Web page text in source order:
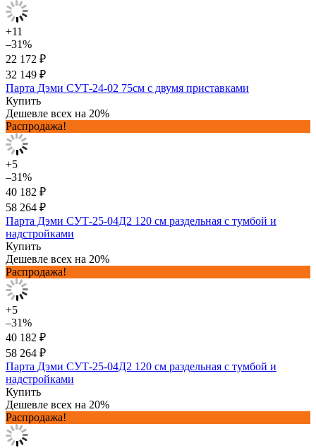
+11
–31%
22 172 ₽
32 149 ₽
Парта Дэми СУТ-24-02 75см с двумя приставками
Купить
Дешевле всех на 20%
Распродажа!
+5
–31%
40 182 ₽
58 264 ₽
Парта Дэми СУТ-25-04Д2 120 см раздельная с тумбой и
надстройками
Купить
Дешевле всех на 20%
Распродажа!
+5
–31%
40 182 ₽
58 264 ₽
Парта Дэми СУТ-25-04Д2 120 см раздельная с тумбой и
надстройками
Купить
Дешевле всех на 20%
Распродажа!